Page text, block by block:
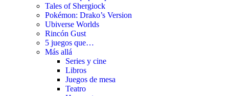
Tales of Shergiock
Pokémon: Drako’s Version
Ubiverse Worlds
Rincón Gust
5 juegos que…
Más allá
Series y cine
Libros
Juegos de mesa
Teatro